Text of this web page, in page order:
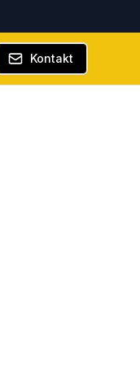
Kontakt